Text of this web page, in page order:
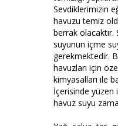
Sevdiklerimizin
havuzu temiz
berrak olacaktır.
suyunun içme
gerekmektedir.
havuzları için
kimyasalları ile
İçerisinde yüzen
havuz suyu